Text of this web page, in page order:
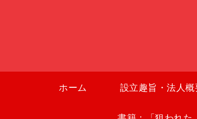
ホーム 設立趣旨・法人